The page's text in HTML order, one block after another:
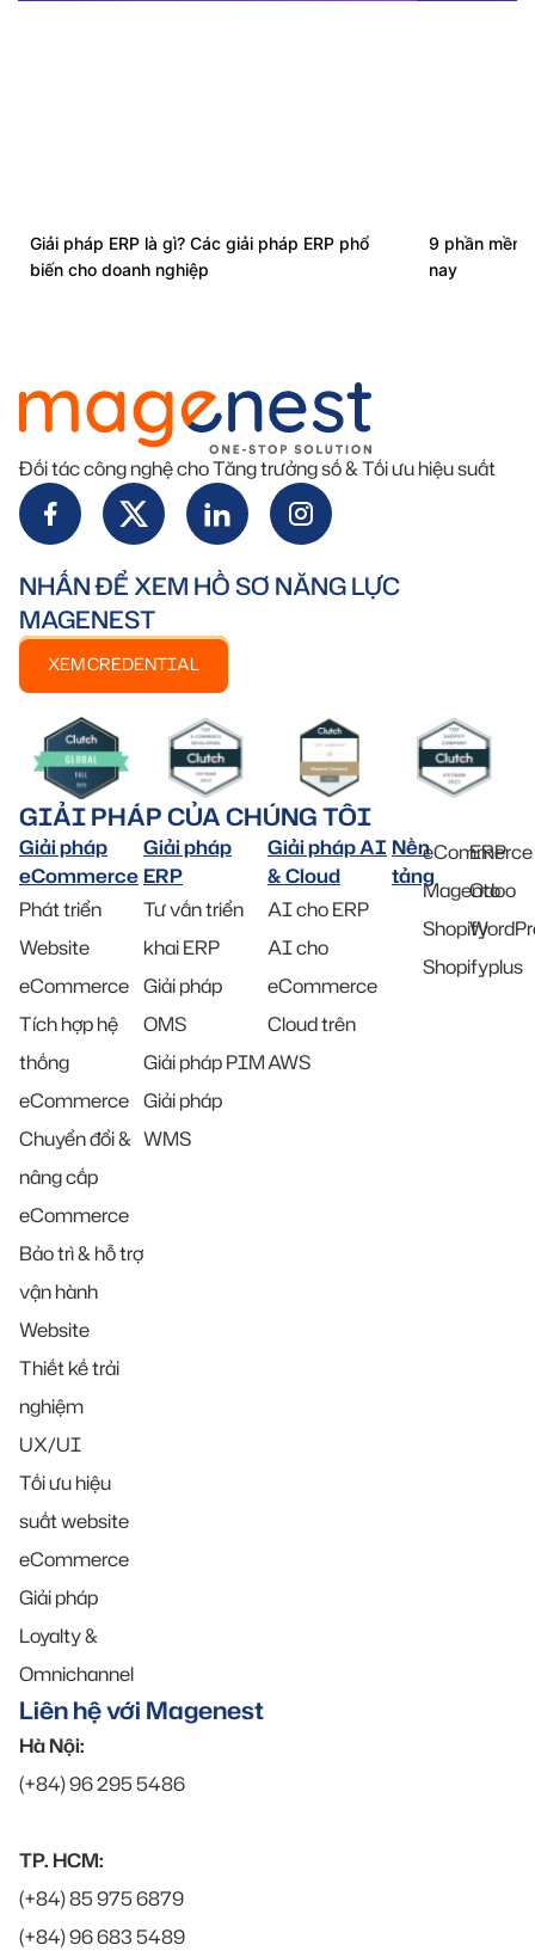
Giải pháp ERP là gì? Các giải pháp ERP phổ
biến cho doanh nghiệp
9 phần mềm
nay
Đối tác công nghệ cho Tăng trưởng số & Tối ưu hiệu suất
NHẤN ĐỂ XEM HỒ SƠ NĂNG LỰC
MAGENEST
XEM CREDENTIAL
GIẢI PHÁP CỦA CHÚNG TÔI
Giải pháp
eCommerce
Phát triển
Website
eCommerce
Tích hợp hệ
thống
eCommerce
Chuyển đổi &
nâng cấp
eCommerce
Bảo trì & hỗ trợ
vận hành
Website
Thiết kế trải
nghiệm
UX/UI
Tối ưu hiệu
suất website
eCommerce
Giải pháp
Loyalty &
Omnichannel
Giải pháp
ERP
Tư vấn triển
khai ERP
Giải pháp
OMS
Giải pháp PIM
Giải pháp
WMS
Giải pháp AI
& Cloud
AI cho ERP
AI cho
eCommerce
Cloud trên
AWS
Nền
tảng
eCommerce
Magento
Shopify
Shopifyplus
ERP
Odoo
Liên hệ với Magenest
Hà Nội:
(+84) 96 295 5486
TP. HCM:
(+84) 85 975 6879
(+84) 96 683 5489